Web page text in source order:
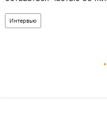
Интервью